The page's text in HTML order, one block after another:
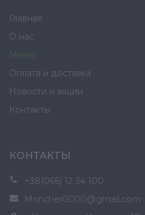
Главная
О нас
Меню
Оплата и доставка
Новости и акции
Контакты
КОНТАКТЫ
+38(066) 12 34 100
Moncher0000@gmail.com